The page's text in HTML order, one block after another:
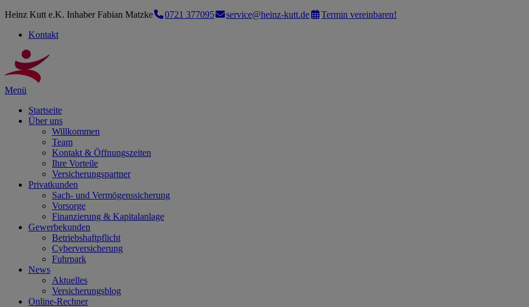
Heinz Kutt e.K. Inhaber Fabian Matzke 0721 377095 service@heinz-kutt.de
Termin vereinbaren!
Kontakt
Menü
Startseite
Über uns
Willkommen
Team
Kontakt & Öffnungszeiten
Ihre Vorteile
Versicherungspartner
Privatkunden
Sach- und Vermögenssicherung
Vorsorge
Finanzierung & Kapitalanlage
Gewerbekunden
Betriebshaftpflicht
Cyberversicherung
Fuhrpark
News
Aktuelles
Versicherungsblog
Online-Rechner